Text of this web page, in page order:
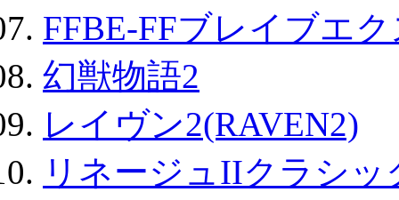
FFBE-FFブレイブエ
幻獣物語2
レイヴン2(RAVEN2)
リネージュIIクラシ